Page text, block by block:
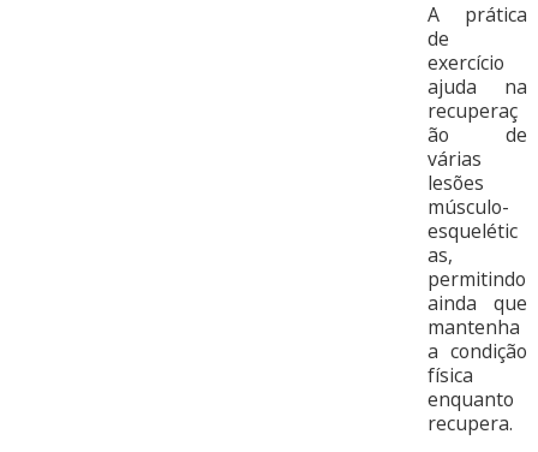
A prática
de
exercício
ajuda na
recuperaç
ão de
várias
lesões
músculo-
esquelétic
as,
permitindo
ainda que
mantenha
a condição
física
enquanto
recupera.